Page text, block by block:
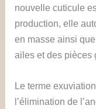
nouvelle cuticule
production, elle
en masse ainsi
ailes et des pièces
Le terme
l’élimination de